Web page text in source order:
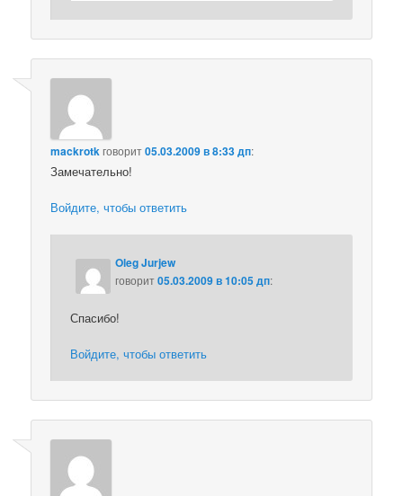
mackrotkговорит05.03.2009 в 8:33 дп:
Замечательно!
Войдите, чтобы ответить
Oleg Jurjew
говорит05.03.2009 в 10:05 дп:
Спасибо!
Войдите, чтобы ответить